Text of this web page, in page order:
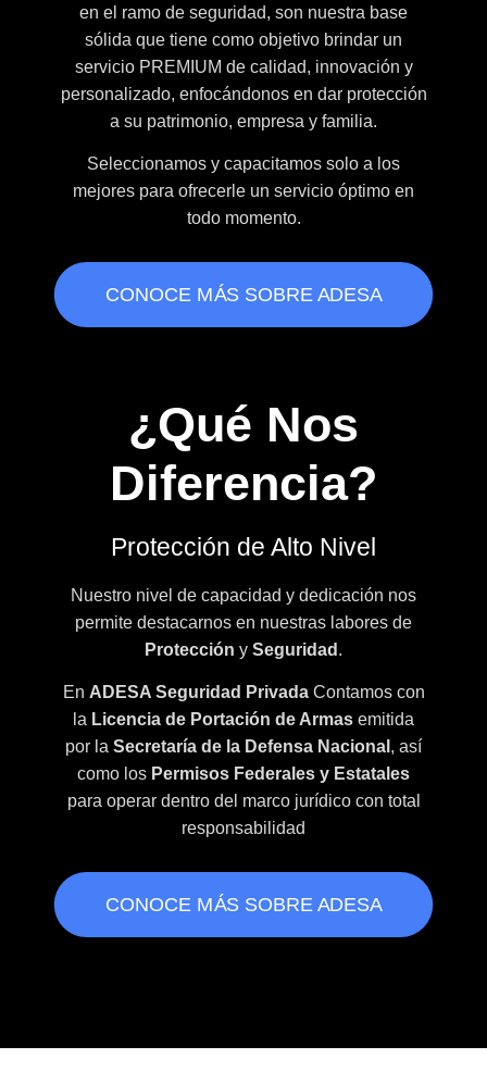
en el ramo de seguridad, son nuestra base
sólida que tiene como objetivo brindar un
servicio PREMIUM de calidad, innovación y
personalizado, enfocándonos en dar protección
a su patrimonio, empresa y familia.
Seleccionamos y capacitamos solo a los
mejores para ofrecerle un servicio óptimo en
todo momento.
CONOCE MÁS SOBRE ADESA
¿Qué Nos
Diferencia?
Protección de Alto Nivel
Nuestro nivel de capacidad y dedicación nos
permite destacarnos en nuestras labores de
Protección y Seguridad .
En ADESA Seguridad PrivadaContamos con
la Licencia de Portación de Armas emitida
por la Secretaría de la Defensa Nacional , así
como los Permisos Federales y Estatales
para operar dentro del marco jurídico con total
responsabilidad
CONOCE MÁS SOBRE ADESA